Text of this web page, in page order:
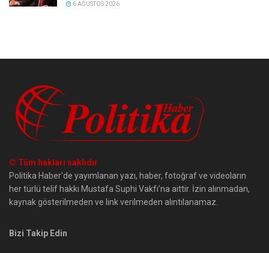
6 AĞUSTOS 2026
© Tüm hakları saklıdır
Politika Haber'de yayımlanan yazı, haber, fotoğraf ve videoların
her türlü telif hakkı Mustafa Suphi Vakfı'na aittir. İzin alınmadan,
kaynak gösterilmeden ve link verilmeden alıntılanamaz.
Bizi Takip Edin